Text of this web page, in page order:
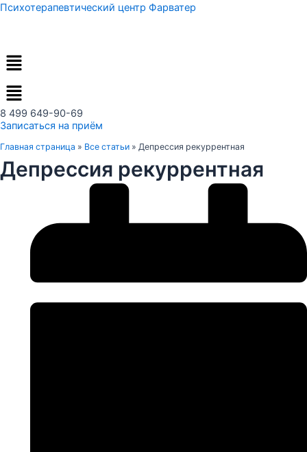
Перейти
Психотерапевтический центр Фарватер
Меню
8 499 649-90-69
Записаться на приём
Главная страница » Все статьи » Депрессия рекуррентная
Депрессия рекуррентная